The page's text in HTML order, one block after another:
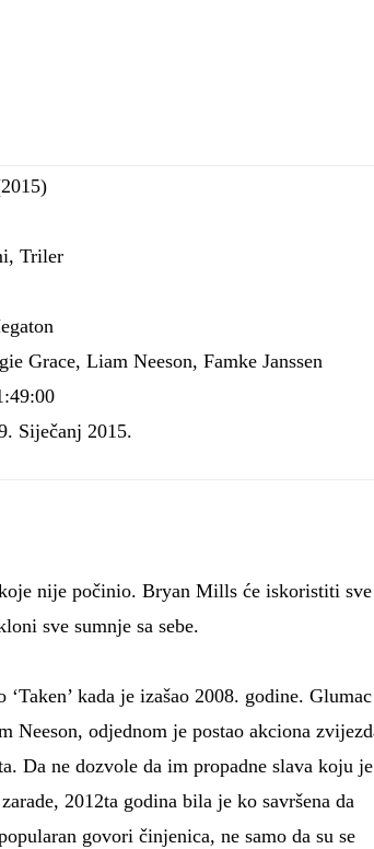
Triler
Grace, Liam Neeson, Famke Janssen
Siječanj 2015.
nije počinio. Bryan Mills će iskoristiti sve
sve sumnje sa sebe.
kada je izašao 2008. godine.
odjednom je postao akciona
Da ne dozvole da im propadne slava koju je
2012ta godina bila je ko savršena da
govori činjenica, ne samo da su se